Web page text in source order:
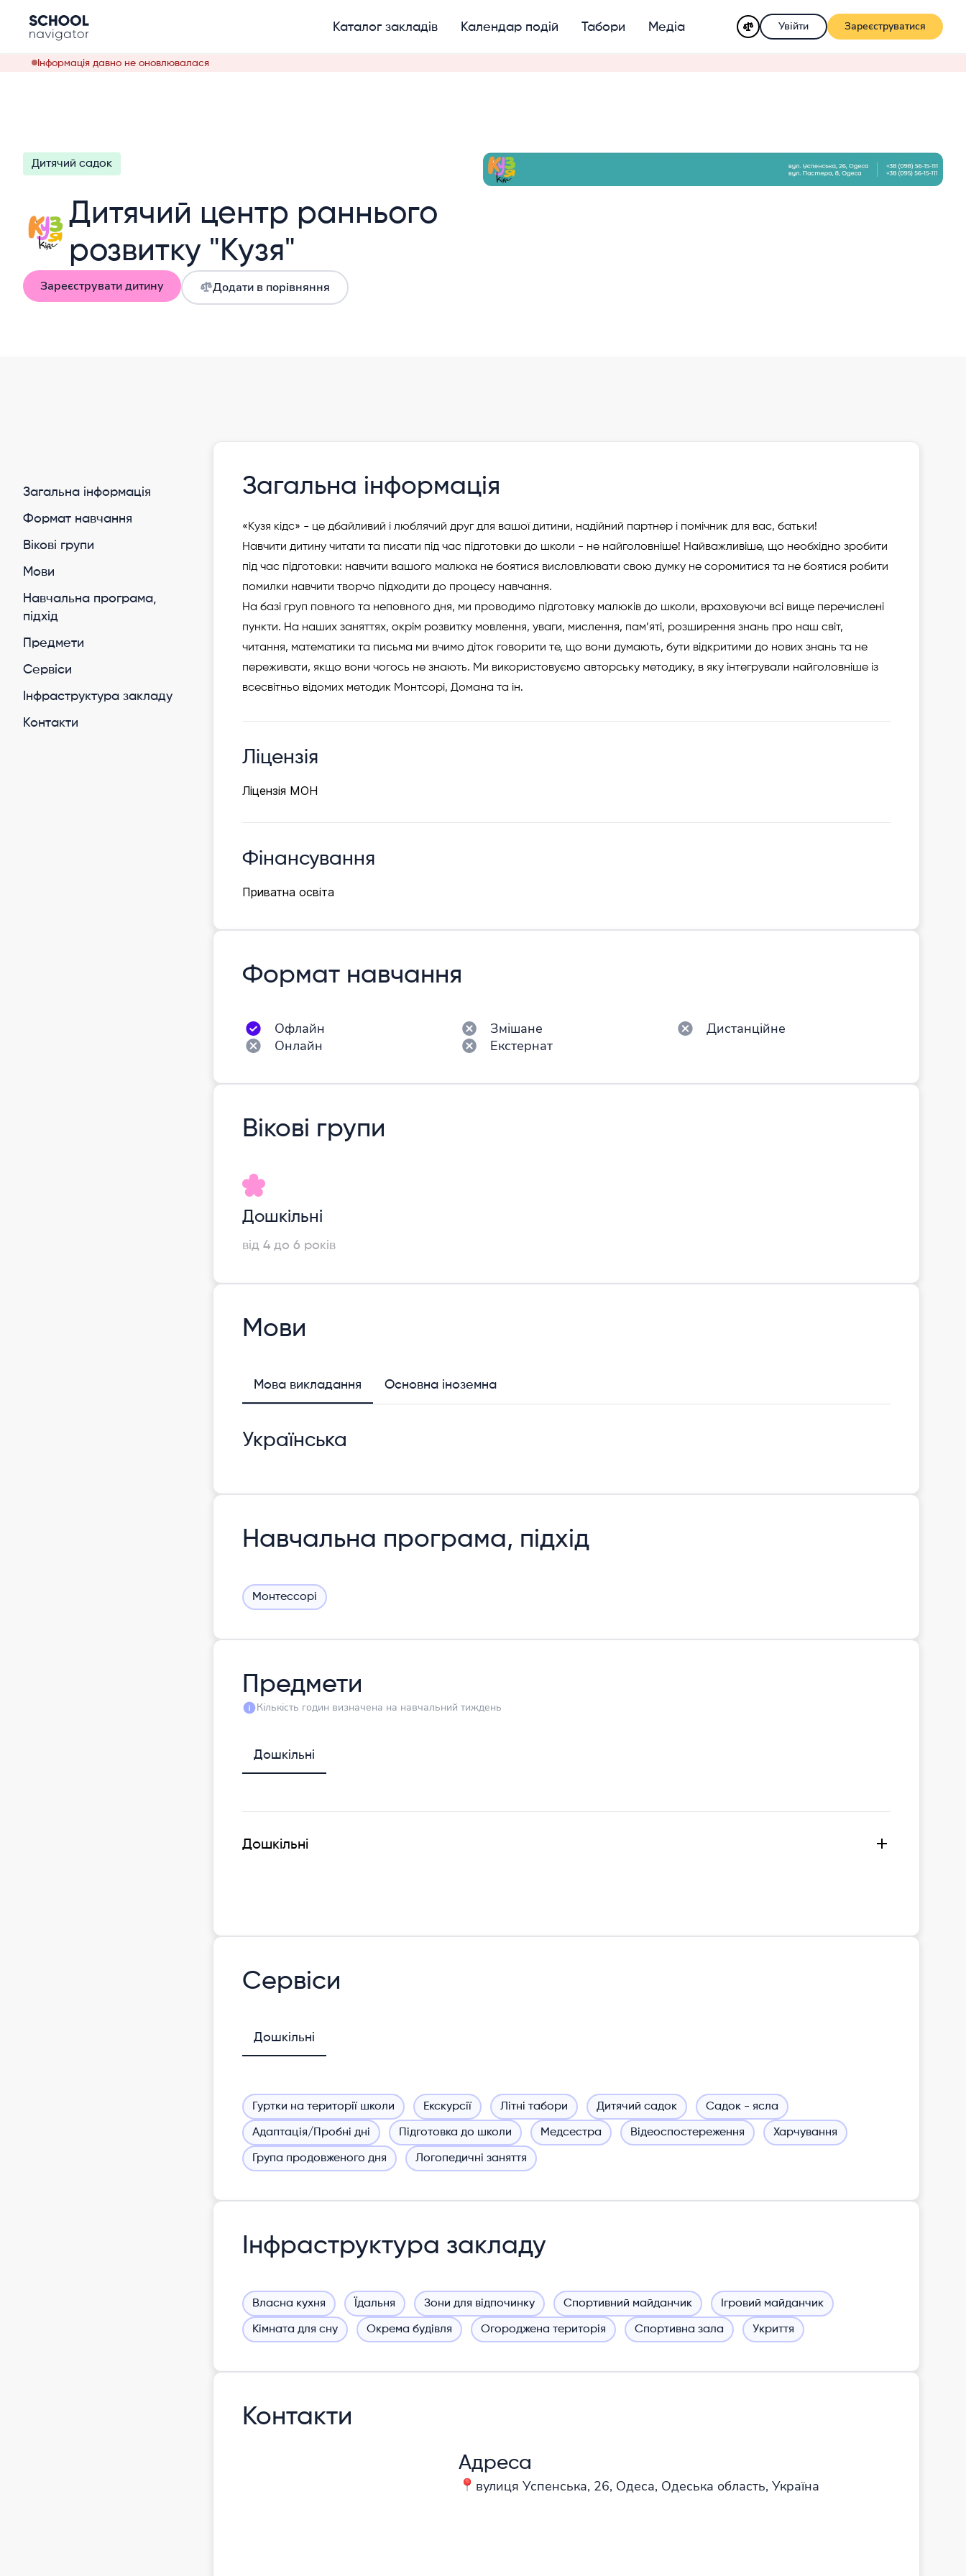
Каталог закладів Календар подій Табори Медіа Увійти Зареєструватися
Інформація давно не оновлювалася
Дитячий садок
Дитячий центр раннього
розвитку "Кузя"
Зареєструвати дитину Додати в порівняння
Загальна інформація
Формат навчання
Вікові групи
Мови
Навчальна програма,
підхід
Предмети
Cервіси
Інфраструктура закладу
Контакти
Загальна інформація
«Кузя кідс» - це дбайливий і люблячий друг для вашої дитини, надійний партнер і помічник для вас, батьки!
Навчити дитину читати та писати під час підготовки до школи - не найголовніше! Найважливіше, що необхідно зробити
під час підготовки: навчити вашого малюка не боятися висловлювати свою думку не соромитися та не боятися робити
помилки навчити творчо підходити до процесу навчання.
На базі груп повного та неповного дня, ми проводимо підготовку малюків до школи, враховуючи всі вище перечислені
пункти. На наших заняттях, окрім розвитку мовлення, уваги, мислення, пам’яті, розширення знань про наш світ,
читання, математики та письма ми вчимо діток говорити те, що вони думають, бути відкритими до нових знань та не
переживати, якщо вони чогось не знають. Ми використовуємо авторську методику, в яку інтегрували найголовніше із
всесвітньо відомих методик Монтсорі, Домана та ін.
Ліцензія
Ліцензія МОН
Фінансування
Приватна освіта
Формат навчання
Офлайн Змішане
Дистанційне
Онлайн
Екстернат
Вікові групи
Дошкільні
від 4 до 6 років
Мови
Мова викладання Основна іноземна
Українська
Навчальна програма, підхід
Монтессорі
Предмети
Кількість годин визначена на навчальний тиждень
Дошкільні
Дошкільні
Сервіси
Дошкільні
Гуртки на території школи Екскурсії Літні табори Дитячий садок Садок - ясла
Адаптація/Пробні дні Підготовка до школи Медсестра Відеоспостереження Харчування
Група продовженого дня Логопедичні заняття
Інфраструктура закладу
Власна кухня Їдальня Зони для відпочинку Спортивний майданчик Ігровий майданчик
Кімната для сну Окрема будівля Огороджена територія Спортивна зала Укриття
Контакти
Адреса
вулиця Успенська, 26, Одеса, Одеська область, Україна